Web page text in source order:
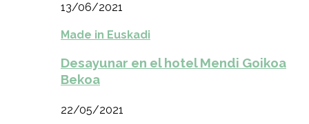
13/06/2021
Made in Euskadi
Desayunar en el hotel Mendi Goikoa
Bekoa
22/05/2021